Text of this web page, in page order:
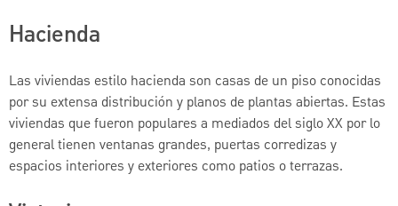
Hacienda
Las viviendas estilo hacienda son casas de un piso conocidas
por su extensa distribución y planos de plantas abiertas. Estas
viviendas que fueron populares a mediados del siglo XX por lo
general tienen ventanas grandes, puertas corredizas y
espacios interiores y exteriores como patios o terrazas.